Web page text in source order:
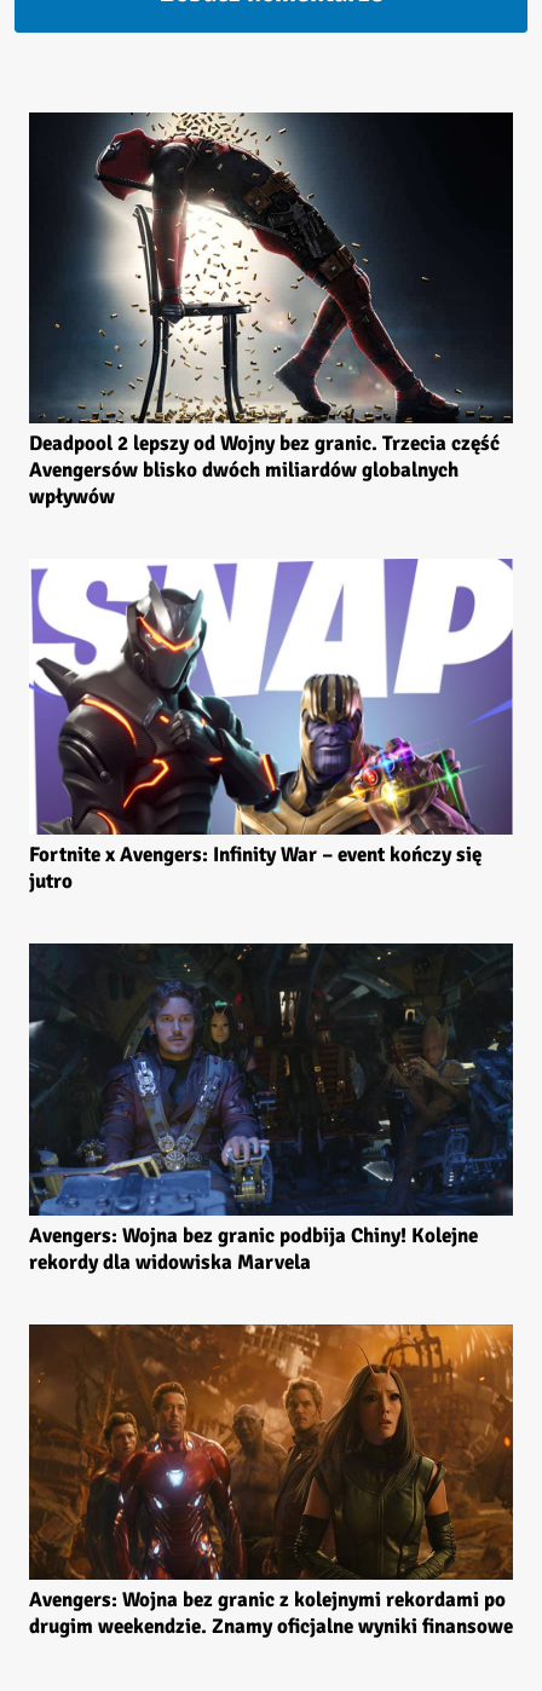
Deadpool 2 lepszy od Wojny bez granic. Trzecia część
Avengersów blisko dwóch miliardów globalnych
wpływów
Fortnite x Avengers: Infinity War – event kończy się
jutro
Avengers: Wojna bez granic podbija Chiny! Kolejne
rekordy dla widowiska Marvela
Avengers: Wojna bez granic z kolejnymi rekordami po
drugim weekendzie. Znamy oficjalne wyniki finansowe